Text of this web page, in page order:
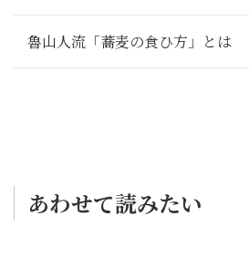
魯山人流「蕎麦の食ひ方」とは
あわせて読みたい